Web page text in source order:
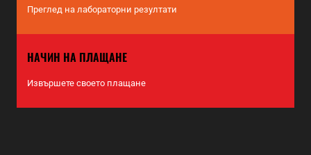
Преглед на лабораторни резултати
НАЧИН НА ПЛАЩАНЕ
Извършете своето плащане